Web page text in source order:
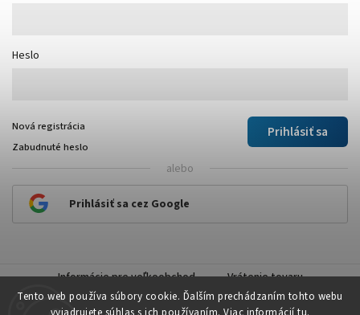
Tento web používa súbory cookie. Ďalším prechádzaním tohto webu
Heslo
Prihlásiť sa
Nová registrácia
Zabudnuté heslo
alebo
Prihlásiť sa cez Google
Informácie pre veľkoobchod Vrátenie tovaru